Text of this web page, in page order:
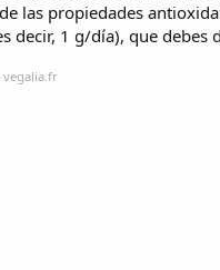
las propiedades
decir, 1 g/día), que debes
vegalia.fr